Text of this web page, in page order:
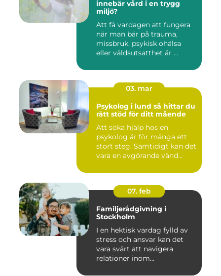
innebär vård i en trygg
miljö?
Att få vardagen att fungera
när man bär på trauma,
missbruk, psykisk ohälsa
eller våldsutsatthet är ...
03. mar
Psykolog i lund så hittar du
rätt stöd för ditt mående
Att söka hjälp hos en
psykolog är för många ett
stort steg. Samtidigt kan det
vara en avgörande vänd...
07. feb
Familjerådgivning i
Stockholm
I en hektisk vardag fylld av
stress och ansvar kan det
vara svårt att navigera
relationer inom...